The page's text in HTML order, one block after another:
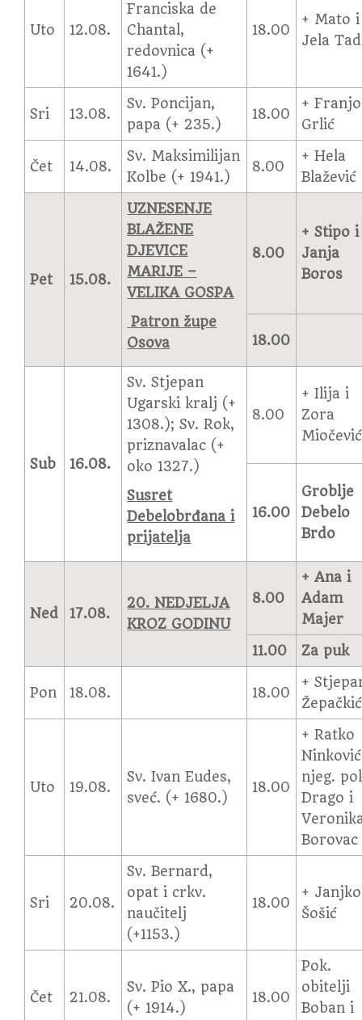
Uto 12.08.
Franciska de
Chantal,
redovnica (+
1641.)
18.00
+ Mato i
Jela
Sri 13.08.
Sv. Poncijan,
papa (+ 235.)
18.00
+ Franjo
Grlić
Čet 14.08.
Sv. Maksimilijan
Kolbe (+ 1941.)
8.00
+ Hela
Blažević
Pet 15.08.
UZNESENJE
BLAŽENE
DJEVICE
MARIJE –
VELIKA GOSPA
Patron župe
Osova
8.00
+ Stipo i
Janja
Boros
18.00
Sub 16.08.
Sv. Stjepan
Ugarski kralj (+
1308.); Sv. Rok,
priznavalac (+
oko 1327.)
Susret
Debelobrđana i
prijatelja
8.00
+ Ilija i
Zora
Miočević
16.00
Groblje
Debelo
Brdo
Ned 17.08.
20. NEDJELJA
KROZ GODINU
8.00
+ Ana i
Adam
Majer
11.00
Za puk
Pon 18.08. 18.00
+
Žepačkić
Uto 19.08.
Sv. Ivan Eudes,
sveć. (+ 1680.)
18.00
+ Ratko
njeg.
Drago i
Borovac
Sri 20.08.
Sv. Bernard,
opat i crkv.
naučitelj
(+1153.)
18.00
+ Janjko
Šošić
Čet 21.08.
Sv. Pio X., papa
(+ 1914.)
18.00
Pok.
obitelji
Boban i